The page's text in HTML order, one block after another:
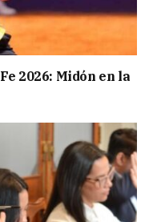
2026: Midón en la